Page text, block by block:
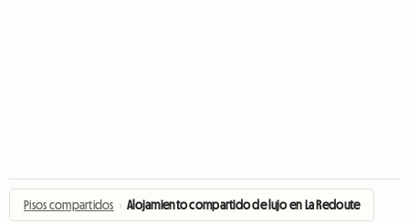
Pisos compartidos › Alojamiento compartido de lujo en La Redoute